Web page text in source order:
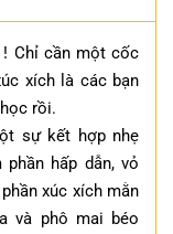
Chỉ cần một cốc
xích là các bạn
rồi.
sự kết hợp nhẹ
hấp dẫn, vỏ
xúc xích mằn
và phô mai béo